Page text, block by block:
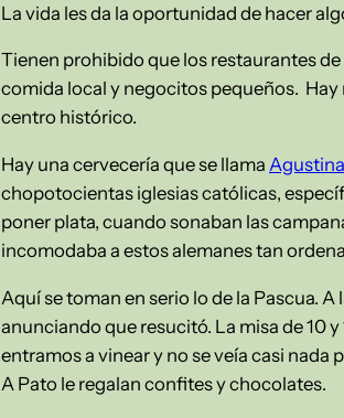
La vida les da la oportunidad de hacer
Tienen prohibido que los restaurantes
comida local y negocitos pequeños. Hay
centro histórico.
Hay una cervecería que se llama Agustina
chopotocientas iglesias católicas,
poner plata, cuando sonaban las
incomodaba a estos alemanes tan
Aquí se toman en serio lo de la Pascua.
anunciando que resucitó. La misa de 10
entramos a vinear y no se veía casi nada
A Pato le regalan confites y chocolates.